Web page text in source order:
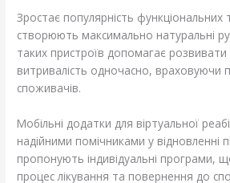
Зростає популярність функціональних
створюють максимально натуральні
таких пристроїв допомагає розвивати
витривалість одночасно, враховуючи
споживачів.
Мобільні додатки для віртуальної
надійними помічниками у відновленні
пропонують індивідуальні програми,
процес лікування та повернення до